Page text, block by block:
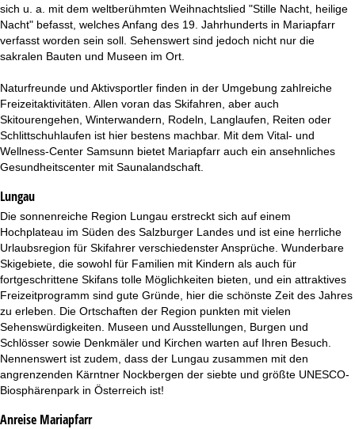
sich u. a. mit dem weltberühmten Weihnachtslied "Stille Nacht, heilige
Nacht" befasst, welches Anfang des 19. Jahrhunderts in Mariapfarr
verfasst worden sein soll. Sehenswert sind jedoch nicht nur die
sakralen Bauten und Museen im Ort.
Naturfreunde und Aktivsportler finden in der Umgebung zahlreiche
Freizeitaktivitäten. Allen voran das Skifahren, aber auch
Skitourengehen, Winterwandern, Rodeln, Langlaufen, Reiten oder
Schlittschuhlaufen ist hier bestens machbar. Mit dem Vital- und
Wellness-Center Samsunn bietet Mariapfarr auch ein ansehnliches
Gesundheitscenter mit Saunalandschaft.
Lungau
Die sonnenreiche Region Lungau erstreckt sich auf einem
Hochplateau im Süden des Salzburger Landes und ist eine herrliche
Urlaubsregion für Skifahrer verschiedenster Ansprüche. Wunderbare
Skigebiete, die sowohl für Familien mit Kindern als auch für
fortgeschrittene Skifans tolle Möglichkeiten bieten, und ein attraktives
Freizeitprogramm sind gute Gründe, hier die schönste Zeit des Jahres
zu erleben. Die Ortschaften der Region punkten mit vielen
Sehenswürdigkeiten. Museen und Ausstellungen, Burgen und
Schlösser sowie Denkmäler und Kirchen warten auf Ihren Besuch.
Nennenswert ist zudem, dass der Lungau zusammen mit den
angrenzenden Kärntner Nockbergen der siebte und größte UNESCO-
Biosphärenpark in Österreich ist!
Anreise Mariapfarr